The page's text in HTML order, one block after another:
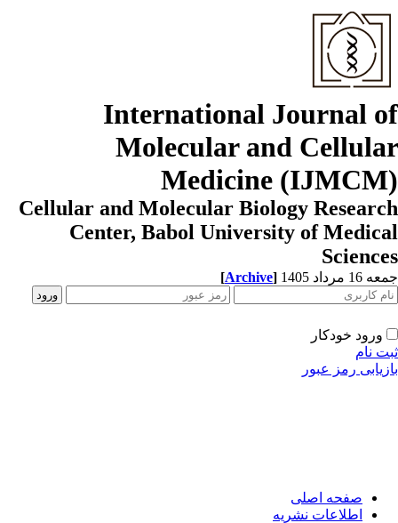
International Journal
Molecular and
Medicine
Cellular and Molecular Biology
Center, Babol University of
مرداد 1405 [Archive]
ورود خودکار
نام
رمز عبور
صفحه اصلی
اطلاعات نشریه